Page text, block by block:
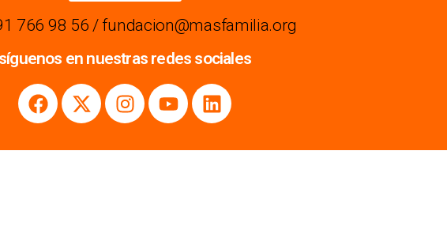
766 98 56 / fundacion@masfamilia.org
síguenos en nuestras redes sociales